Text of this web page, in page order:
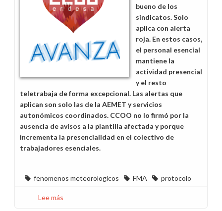
bueno de los
sindicatos. Solo
aplica con alerta
roja. En estos casos,
el personal esencial
mantiene la
actividad presencial
y el resto
teletrabaja de forma excepcional. Las alertas que
aplican son solo las de la AEMET y servicios
autonómicos coordinados. CCOO no lo firmó por la
ausencia de avisos a la plantilla afectada y porque
incrementa la presencialidad en el colectivo de
trabajadores esenciales.
fenomenos meteorologicos FMA protocolo
Lee más